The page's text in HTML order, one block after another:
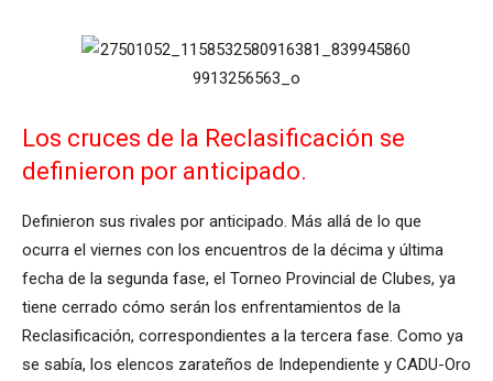
Los cruces de la Reclasificación se
definieron por anticipado.
Definieron sus rivales por anticipado. Más allá de lo que
ocurra el viernes con los encuentros de la décima y última
fecha de la segunda fase, el Torneo Provincial de Clubes, ya
tiene cerrado cómo serán los enfrentamientos de la
Reclasificación, correspondientes a la tercera fase. Como ya
se sabía, los elencos zarateños de Independiente y CADU-Oro